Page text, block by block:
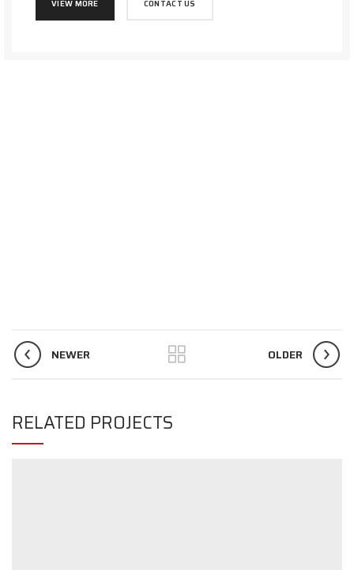
VIEW MORE CONTACT US
NEWER OLDER
RELATED PROJECTS